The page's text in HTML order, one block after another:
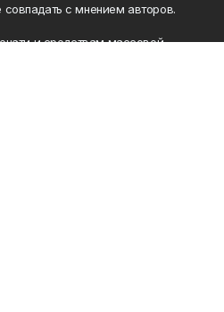
с мнением авторов.
и средствам массовой